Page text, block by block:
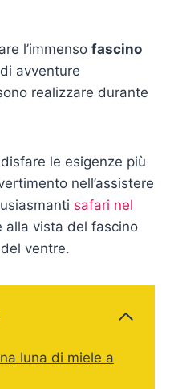
l’immenso fascino
avventure
realizzare durante
le esigenze più
nell’assistere
safari nel
alla vista del fascino
ventre.
luna di miele a